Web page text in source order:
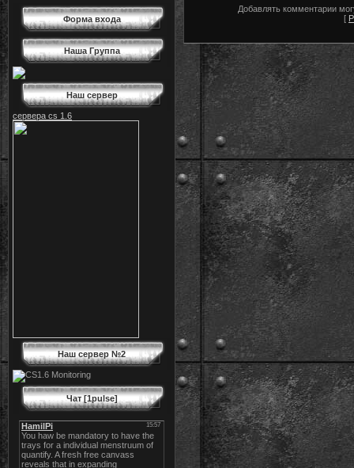
Форма входа
Наша Группа
Наш сервер
сервера cs 1.6
Наш сервер №2
Чат [1pulse]
Добавлять комментарии
[